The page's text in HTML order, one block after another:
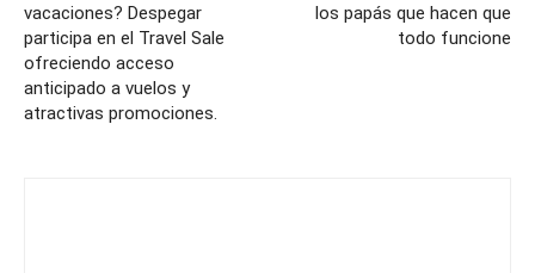
vacaciones? Despegar
participa en el Travel Sale
ofreciendo acceso
anticipado a vuelos y
atractivas promociones.
los papás que hacen que
todo funcione